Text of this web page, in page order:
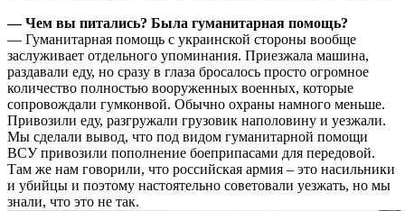
— Чем вы питались? Была гуманитарная помощь?
— Гуманитарная помощь с украинской стороны вообще
заслуживает отдельного упоминания. Приезжала машина,
раздавали еду, но сразу в глаза бросалось просто огромное
количество полностью вооруженных военных, которые
сопровождали гумконвой. Обычно охраны намного меньше.
Привозили еду, разгружали грузовик наполовину и уезжали.
Мы сделали вывод, что под видом гуманитарной помощи
ВСУ привозили пополнение боеприпасами для передовой.
Там же нам говорили, что российская армия – это насильники
и убийцы и поэтому настоятельно советовали уезжать, но мы
знали, что это не так.